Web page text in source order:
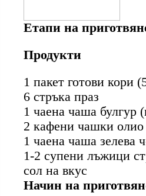
Етапи на
Продукти
1 пакет готови кори
6 стръка праз
1 чаена чаша булгур
2 кафени чашки олио
1 чаена чаша зелева
1-2 супени лъжици
сол на вкус
Начин на